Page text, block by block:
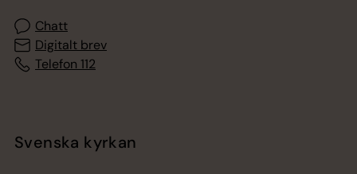
Chatt
Digitalt brev
Telefon 112
Svenska kyrkan